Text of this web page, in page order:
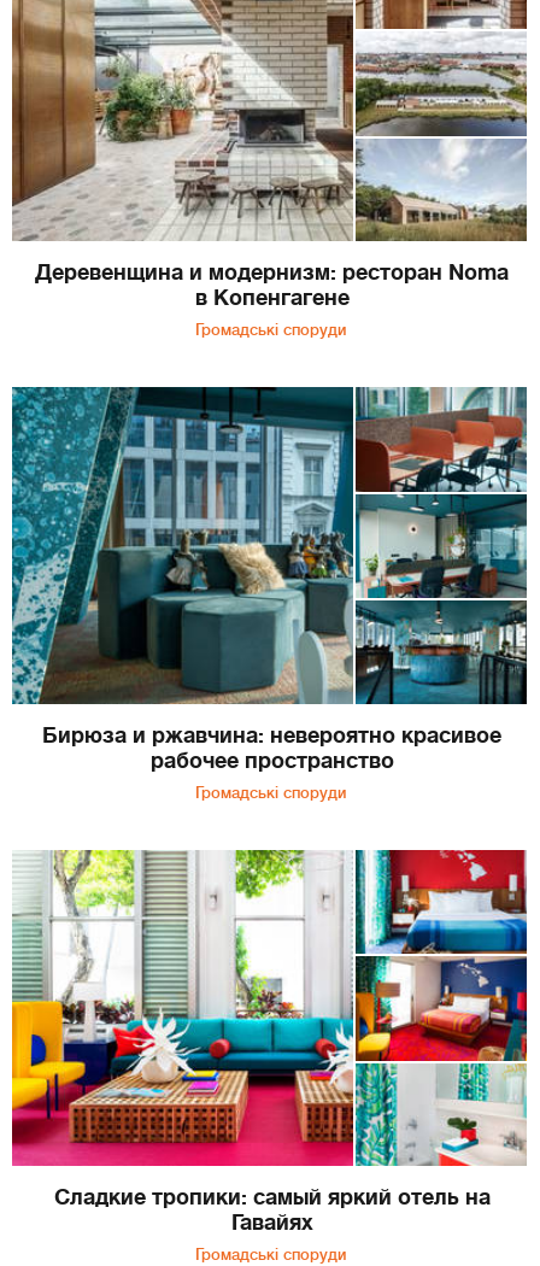
Деревенщина и модернизм: ресторан Noma
в Копенгагене
Громадські споруди
Бирюза и ржавчина: невероятно красивое
рабочее пространство
Громадські споруди
Сладкие тропики: самый яркий отель на
Гавайях
Громадські споруди